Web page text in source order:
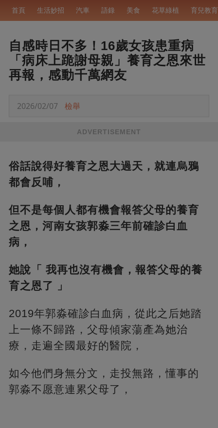
首頁 生活妙招 汽車 語錄 美食 花草綠植 育兒教育
自感時日不多！16歲女孩患重病
「病床上跪謝母親」養育之恩來世
再報，感動千萬網友
2026/02/07 檢舉
ADVERTISEMENT
俗話說得好養育之恩大過天，就連烏鴉
都會反哺，
但不是每個人都有機會報答父母的養育
之恩，河南女孩郭淼三年前確診白血
病，
她說「 我再也沒有機會，報答父母的養
育之恩了 」
2019年郭淼確診白血病，從此之后她踏
上一條不歸路，父母傾家蕩產為她治
療，走遍全國最好的醫院，
如今他們身無分文，走投無路，懂事的
郭淼不愿意連累父母了，